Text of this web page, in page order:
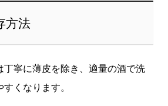
方法
寧に薄皮を除き、適量の酒で洗
くなります。